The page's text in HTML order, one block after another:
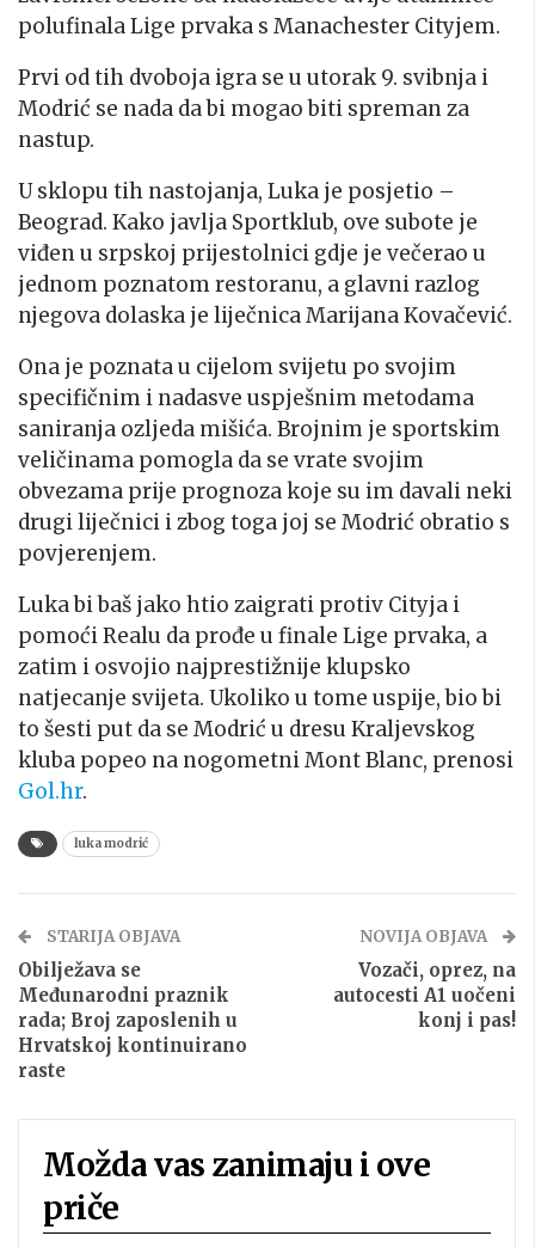
polufinala Lige prvaka s Manachester Cityjem.
Prvi od tih dvoboja igra se u utorak 9. svibnja i
Modrić se nada da bi mogao biti spreman za
nastup.
U sklopu tih nastojanja, Luka je posjetio –
Beograd. Kako javlja Sportklub, ove subote je
viđen u srpskoj prijestolnici gdje je večerao u
jednom poznatom restoranu, a glavni razlog
njegova dolaska je liječnica Marijana Kovačević.
Ona je poznata u cijelom svijetu po svojim
specifičnim i nadasve uspješnim metodama
saniranja ozljeda mišića. Brojnim je sportskim
veličinama pomogla da se vrate svojim
obvezama prije prognoza koje su im davali neki
drugi liječnici i zbog toga joj se Modrić obratio s
povjerenjem.
Luka bi baš jako htio zaigrati protiv Cityja i
pomoći Realu da prođe u finale Lige prvaka, a
zatim i osvojio najprestižnije klupsko
natjecanje svijeta. Ukoliko u tome uspije, bio bi
to šesti put da se Modrić u dresu Kraljevskog
kluba popeo na nogometni Mont Blanc, prenosi
Gol.hr.
luka modrić
STARIJA OBJAVA
Obilježava se
Međunarodni praznik
rada; Broj zaposlenih u
Hrvatskoj kontinuirano
raste
NOVIJA OBJAVA
Vozači, oprez, na
autocesti A1 uočeni
konj i pas!
Možda vas zanimaju i ove
priče